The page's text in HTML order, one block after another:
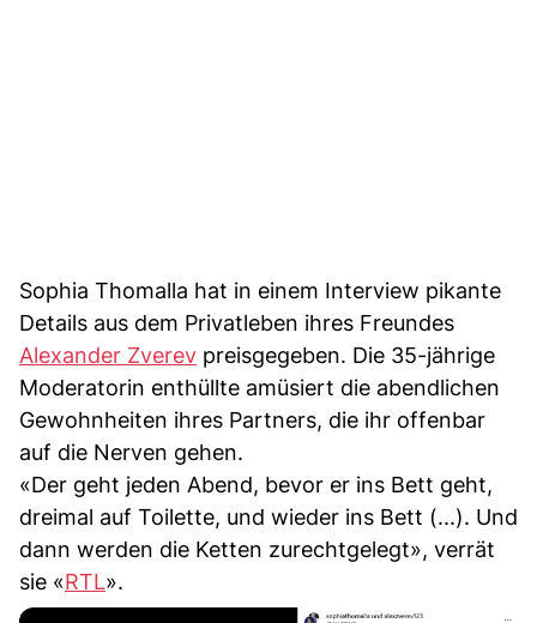
Sophia Thomalla hat in einem Interview pikante
Details aus dem Privatleben ihres Freundes
Alexander Zverev preisgegeben. Die 35-jährige
Moderatorin enthüllte amüsiert die abendlichen
Gewohnheiten ihres Partners, die ihr offenbar
auf die Nerven gehen.
«Der geht jeden Abend, bevor er ins Bett geht,
dreimal auf Toilette, und wieder ins Bett (...). Und
dann werden die Ketten zurechtgelegt», verrät
sie «RTL».